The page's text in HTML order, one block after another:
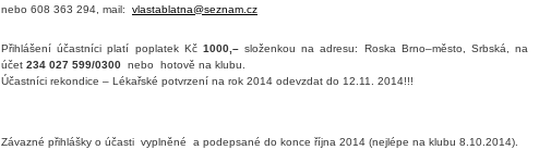
nebo 608 363 294, mail:
vlastablatna@seznam.cz
Přihlášení účastníci platí poplatek Kč 1000,–složenkou na adresu: Roska Brno–město, Srbská, na
účet 234 027 599/0300 nebo
hotově na klubu.
Účastníci rekondice – Lékařské potvrzení na rok 2014 odevzdat do 12.11. 2014!!!
Závazné přihlášky o účasti vyplněné
a podepsané do konce října 2014 (nejlépe na klubu 8.10.2014).